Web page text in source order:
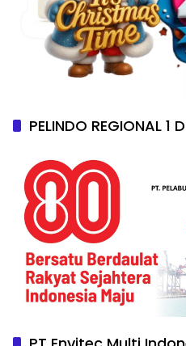
PELINDO REGIONAL 1